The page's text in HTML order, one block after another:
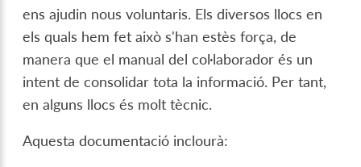
ens ajudin nous voluntaris. Els diversos llocs en
els quals hem fet això s'han estès força, de
manera que el manual del col·laborador és un
intent de consolidar tota la informació. Per tant,
en alguns llocs és molt tècnic.
Aquesta documentació inclourà: